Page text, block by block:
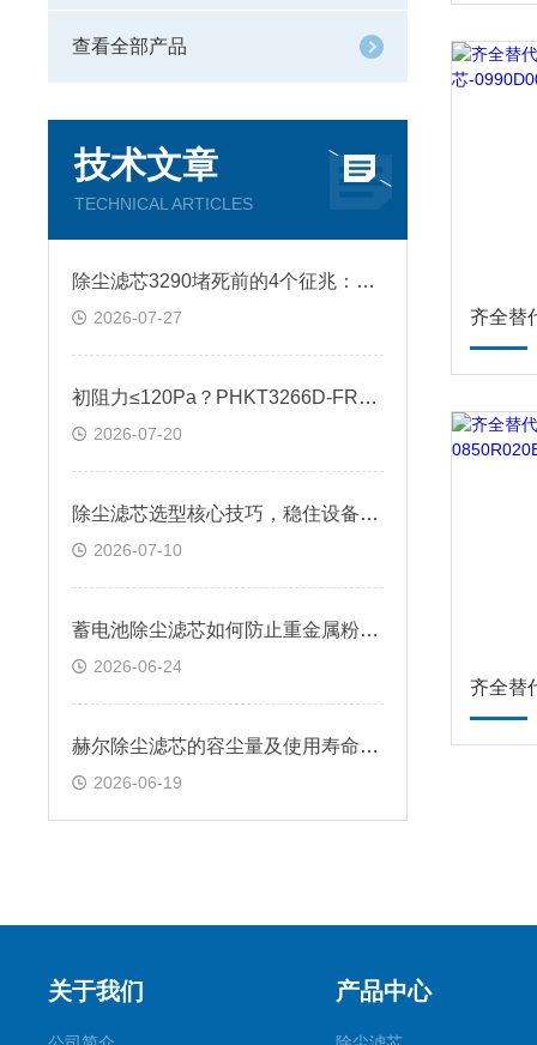
查看全部产品
技术文章
TECHNICAL ARTICLES
除尘滤芯3290堵死前的4个征兆：从出口排放浓度倒查滤材失效节点
2026-07-27
初阻力≤120Pa？PHKT3266D-FR除尘滤芯的阻力曲线与脉冲清灰响应实测
2026-07-20
除尘滤芯选型核心技巧，稳住设备除尘工况
2026-07-10
蓄电池除尘滤芯如何防止重金属粉尘外溢？
2026-06-24
赫尔除尘滤芯的容尘量及使用寿命实验数据
2026-06-19
关于我们 产品中心